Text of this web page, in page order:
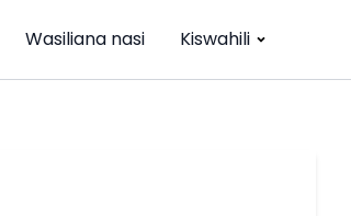
Wasiliana nasi Kiswahili